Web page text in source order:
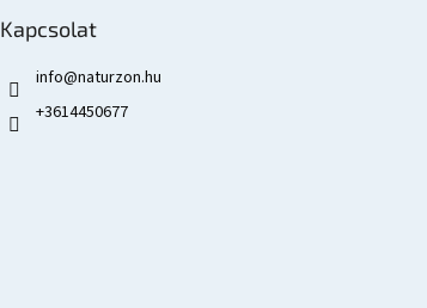
Kapcsolat
info@naturzon.hu
+3614450677